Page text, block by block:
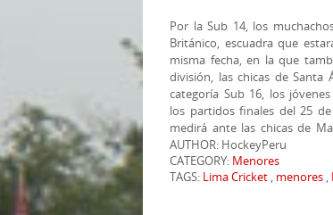
Por la Sub 14, los
Británico, escuadra que
misma fecha, en la que
división, las chicas de Santa
categoría Sub 16, los
los partidos finales del 25
medirá ante las chicas de
AUTHOR: HockeyPeru
CATEGORY: Menores
TAGS: Lima Cricket , menores ,